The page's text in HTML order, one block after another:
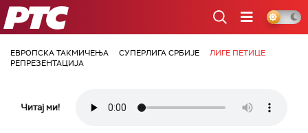
РТС
ЕВРОПСКА ТАКМИЧЕЊА СУПЕРЛИГА СРБИЈЕ
ЛИГЕ ПЕТИЦЕ
РЕПРЕЗЕНТАЦИЈА
Читај ми!